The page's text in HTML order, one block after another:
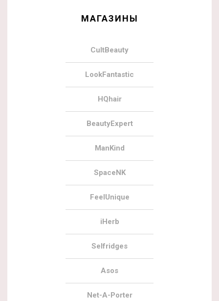
МАГАЗИНЫ
CultBeauty
LookFantastic
HQhair
BeautyExpert
ManKind
SpaceNK
FeelUnique
iHerb
Selfridges
Asos
Net-A-Porter